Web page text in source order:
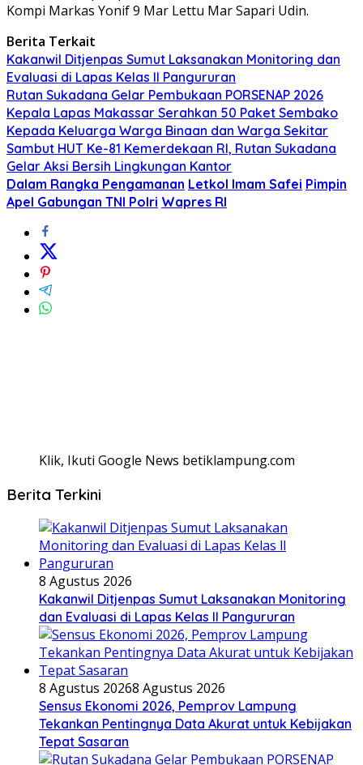
Kompi Markas Yonif 9 Mar Lettu Mar Sapari Udin.
Berita Terkait
Kakanwil Ditjenpas Sumut Laksanakan Monitoring dan
Evaluasi di Lapas Kelas ll Pangururan
Rutan Sukadana Gelar Pembukaan PORSENAP 2026
Kepala Lapas Makassar Serahkan 50 Paket Sembako
Kepada Keluarga Warga Binaan dan Warga Sekitar
Sambut HUT Ke-81 Kemerdekaan RI, Rutan Sukadana
Gelar Aksi Bersih Lingkungan Kantor
Dalam Rangka Pengamanan Letkol Imam Safei Pimpin
Apel Gabungan TNI Polri Wapres RI
Klik, Ikuti Google News betiklampung.com
Berita Terkini
8 Agustus 2026
Kakanwil Ditjenpas Sumut Laksanakan Monitoring
dan Evaluasi di Lapas Kelas ll Pangururan
8 Agustus 20268 Agustus 2026
Sensus Ekonomi 2026, Pemprov Lampung
Tekankan Pentingnya Data Akurat untuk Kebijakan
Tepat Sasaran